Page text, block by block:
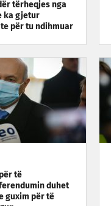
tërheqjes nga
ka gjetur
për tu ndihmuar
të
duhet
guxim për të